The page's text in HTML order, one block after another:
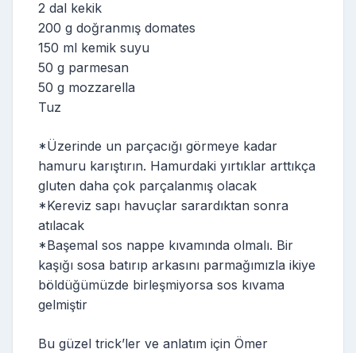
2 dal kekik
200 g doğranmış domates
150 ml kemik suyu
50 g parmesan
50 g mozzarella
Tuz
*Üzerinde un parçacığı görmeye kadar
hamuru karıştırın. Hamurdaki yırtıklar arttıkça
gluten daha çok parçalanmış olacak
*Kereviz sapı havuçlar sarardıktan sonra
atılacak
*Başemal sos nappe kıvamında olmalı. Bir
kaşığı sosa batırıp arkasını parmağımızla ikiye
böldüğümüzde birleşmiyorsa sos kıvama
gelmiştir
Bu güzel trick’ler ve anlatım için Ömer